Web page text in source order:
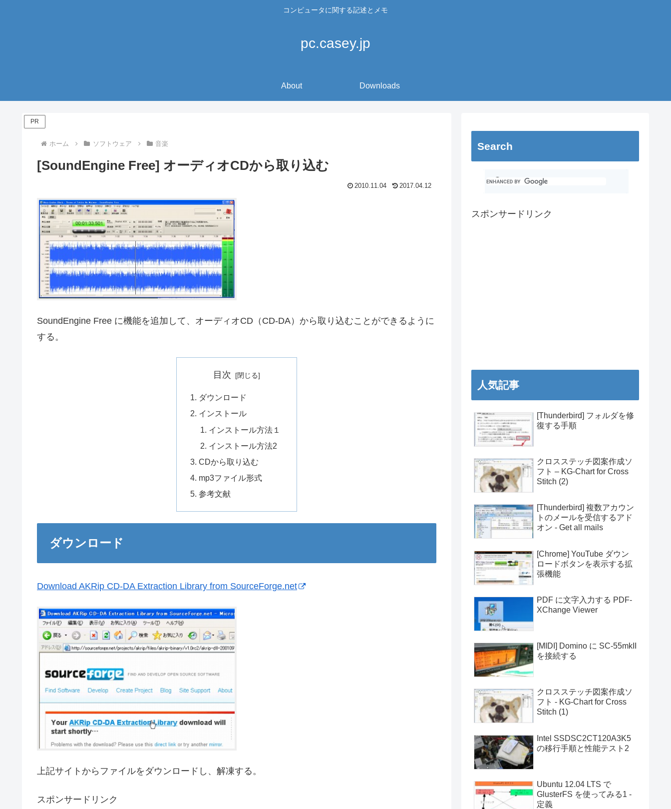
コンピュータに関する記述とメモ
pc.casey.jp
About Downloads
PR
ホーム ソフトウェア 音楽
[SoundEngine Free] オーディオCDから取り込む
2010.11.04 2017.04.12
SoundEngine Free に機能を追加して、オーディオCD（CD-DA）から取り込むことができるように
する。
目次
ダウンロード
インストール
インストール方法１
インストール方法2
CDから取り込む
mp3ファイル形式
参考文献
ダウンロード
Download AKRip CD-DA Extraction Library from SourceForge.net
上記サイトからファイルをダウンロードし、解凍する。
スポンサードリンク
Search
スポンサードリンク
人気記事
[Thunderbird] フォルダを修
復する手順
クロスステッチ図案作成ソ
フト – KG-Chart for Cross
Stitch (2)
[Thunderbird] 複数アカウン
トのメールを受信するアド
オン - Get all mails
[Chrome] YouTube ダウン
ロードボタンを表示する拡
張機能
PDF に文字入力する PDF-
XChange Viewer
[MIDI] Domino に SC-55mkII
を接続する
クロスステッチ図案作成ソ
フト - KG-Chart for Cross
Stitch (1)
Intel SSDSC2CT120A3K5
の移行手順と性能テスト2
Ubuntu 12.04 LTS で
GlusterFS を使ってみる1 -
定義